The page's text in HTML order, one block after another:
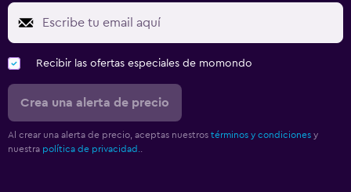
Recibir las ofertas especiales de momondo
Crea una alerta de precio
Al crear una alerta de precio, aceptas nuestros términos y condiciones y
nuestra política de privacidad.